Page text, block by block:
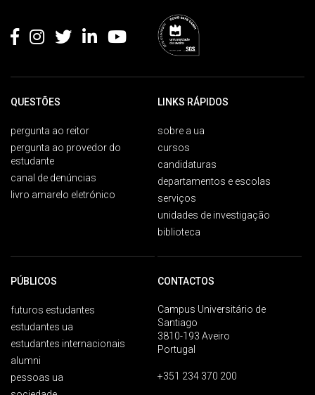
QUESTÕES
pergunta ao reitor
pergunta ao provedor do
estudante
canal de denúncias
livro amarelo eletrónico
LINKS RÁPIDOS
sobre a ua
cursos
candidaturas
departamentos e escolas
serviços
unidades de investigação
biblioteca
PÚBLICOS
futuros estudantes
estudantes ua
estudantes internacionais
alumni
pessoas ua
CONTACTOS
Campus Universitário de
Santiago
3810-193 Aveiro
Portugal
+351 234 370 200